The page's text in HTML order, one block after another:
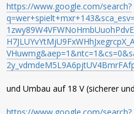
https://www.google.com/search?
und Umbau auf 18 V (sicherer